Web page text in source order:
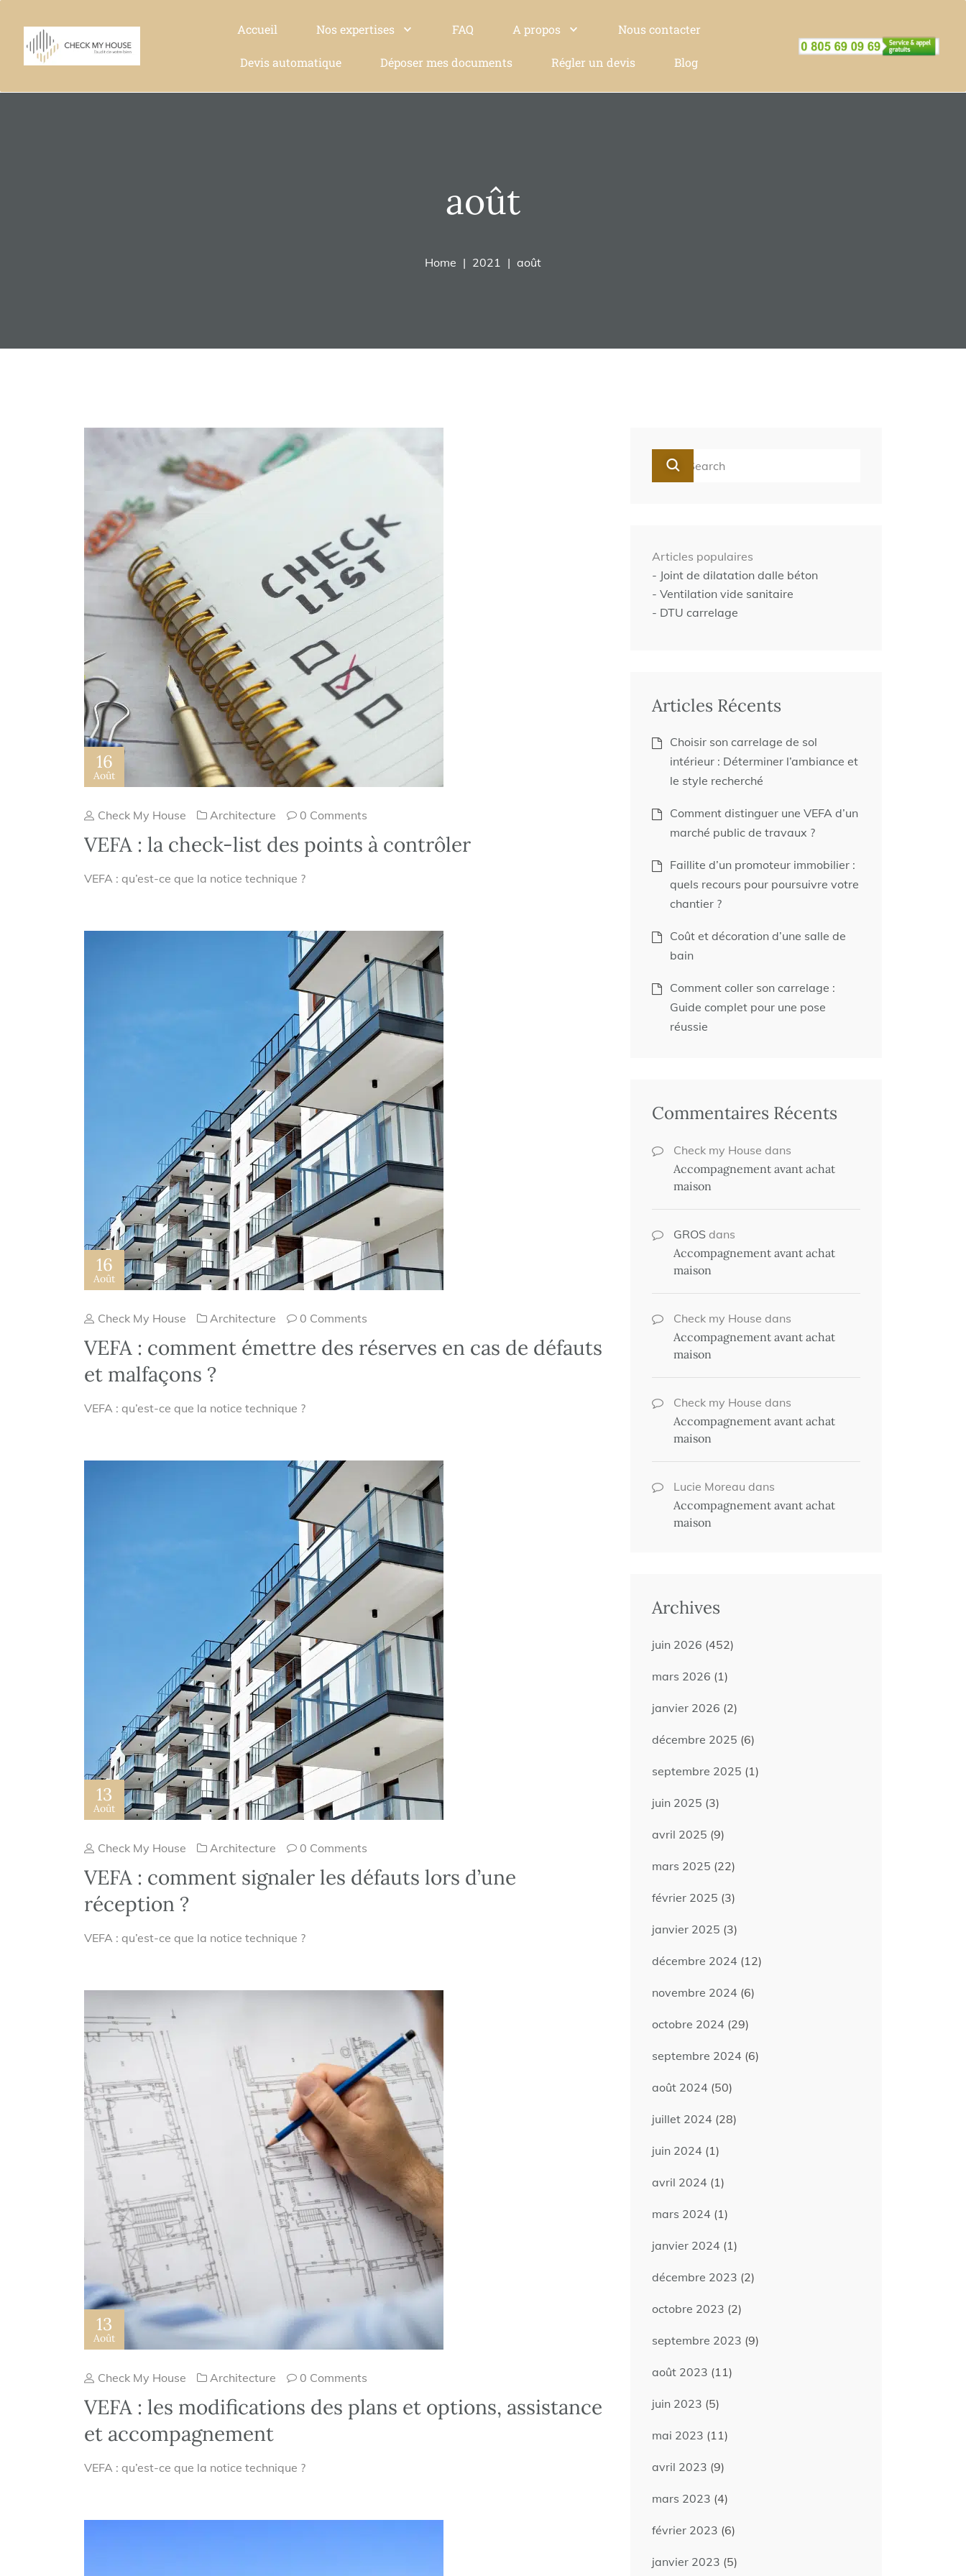
Accueil Nos expertises FAQ A propos Nous contacter
Devis automatique Déposer mes documents Régler un devis Blog
août
Home 2021 août
16
Août
Check My House Architecture 0 Comments
VEFA : la check-list des points à contrôler
VEFA : qu’est-ce que la notice technique ?
16
Août
Check My House Architecture 0 Comments
VEFA : comment émettre des réserves en cas de défauts
et malfaçons ?
VEFA : qu’est-ce que la notice technique ?
13
Août
Check My House Architecture 0 Comments
VEFA : comment signaler les défauts lors d’une
réception ?
VEFA : qu’est-ce que la notice technique ?
13
Août
Check My House Architecture 0 Comments
VEFA : les modifications des plans et options, assistance
et accompagnement
VEFA : qu’est-ce que la notice technique ?
Articles populaires
- Joint de dilatation dalle béton
- Ventilation vide sanitaire
- DTU carrelage
Articles Récents
Choisir son carrelage de sol
intérieur : Déterminer l’ambiance et
le style recherché
Comment distinguer une VEFA d’un
marché public de travaux ?
Faillite d’un promoteur immobilier :
quels recours pour poursuivre votre
chantier ?
Coût et décoration d’une salle de
bain
Comment coller son carrelage :
Guide complet pour une pose
réussie
Commentaires Récents
Check my House dans
Accompagnement avant achat
maison
GROS dans
Accompagnement avant achat
maison
Check my House dans
Accompagnement avant achat
maison
Check my House dans
Accompagnement avant achat
maison
Lucie Moreau dans
Accompagnement avant achat
maison
Archives
juin 2026 (452)
mars 2026 (1)
janvier 2026 (2)
décembre 2025 (6)
septembre 2025 (1)
juin 2025 (3)
avril 2025 (9)
mars 2025 (22)
février 2025 (3)
janvier 2025 (3)
décembre 2024 (12)
novembre 2024 (6)
octobre 2024 (29)
septembre 2024 (6)
août 2024 (50)
juillet 2024 (28)
juin 2024 (1)
avril 2024 (1)
mars 2024 (1)
janvier 2024 (1)
décembre 2023 (2)
octobre 2023 (2)
septembre 2023 (9)
août 2023 (11)
juin 2023 (5)
mai 2023 (11)
avril 2023 (9)
mars 2023 (4)
février 2023 (6)
janvier 2023 (5)